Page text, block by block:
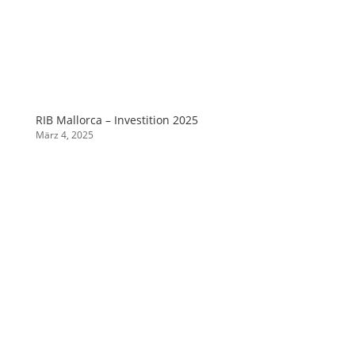
RIB Mallorca – Investition 2025
März 4, 2025